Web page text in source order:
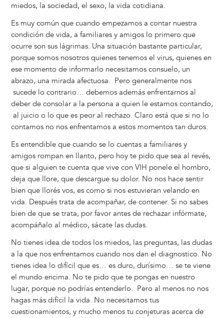
miedos, la sociedad, el sexo, la vida cotidiana.
Es muy común que cuando empezamos a contar nuestra
condición de vida, a familiares y amigos lo primero que
ocurre son sus lágrimas. Una situación bastante particular,
porque somos nosotros quienes tenemos el virus, quienes en
ese momento de informarlo necesitamos consuelo, un
abrazo, una mirada afectuosa. Pero generalmente nos
sucede lo contrario… debemos además enfrentarnos al
deber de consolar a la persona a quien le estamos contando,
al juicio o lo que es peor al rechazo. Claro está que si no lo
contamos no nos enfrentamos a estos momentos tan duros.
Es entendible que cuando se lo cuentas a familiares y
amigos rompan en llanto, pero hoy te pido que sea al revés,
que si alguien te cuenta que vive con VIH ponele el hombro,
deja que llore, que descargue su dolor. No nos hace sentir
bien que llorés vos, es como si nos estuvieran velando en
vida. Después trata de acompañar, de contener. Si no sabes
bien de que se trata, por favor antes de rechazar infórmate,
acompáñalo al médico, sácate las dudas.
No tienes idea de todos los miedos, las preguntas, las dudas
a la que nos enfrentamos cuando nos dan el diagnostico. No
tienes idea lo difícil que es… es duro, durísimo… se te viene
el mundo encima. No te pido que te pongas en nuestro
lugar, porque no podrías entenderlo. Pero al menos no nos
hagas más difícil la vida. No necesitamos tus
cuestionamientos, y mucho menos tu conjeturas acerca de